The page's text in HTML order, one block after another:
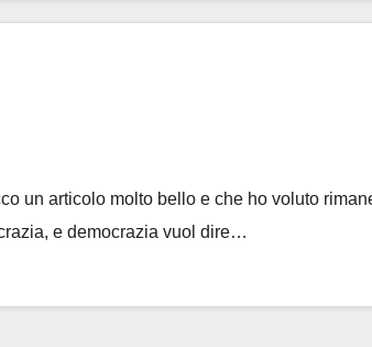
un articolo molto bello e che ho voluto
e democrazia vuol dire…